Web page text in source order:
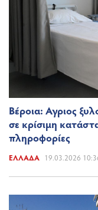
Βέροια: Αγριος
σε κρίσιμη
πληροφορίες
ΕΛΛΆΔΑ 19.03.2026